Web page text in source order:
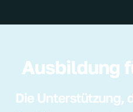
Ausbildung
Die Unterstützung,